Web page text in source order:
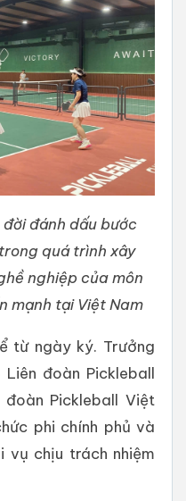
đánh dấu bước
quá trình xây
nghiệp của môn
mạnh tại Việt Nam
từ ngày ký. Trưởng
đoàn Pickleball
Pickleball Việt
phi chính phủ và
vụ chịu trách nhiệm